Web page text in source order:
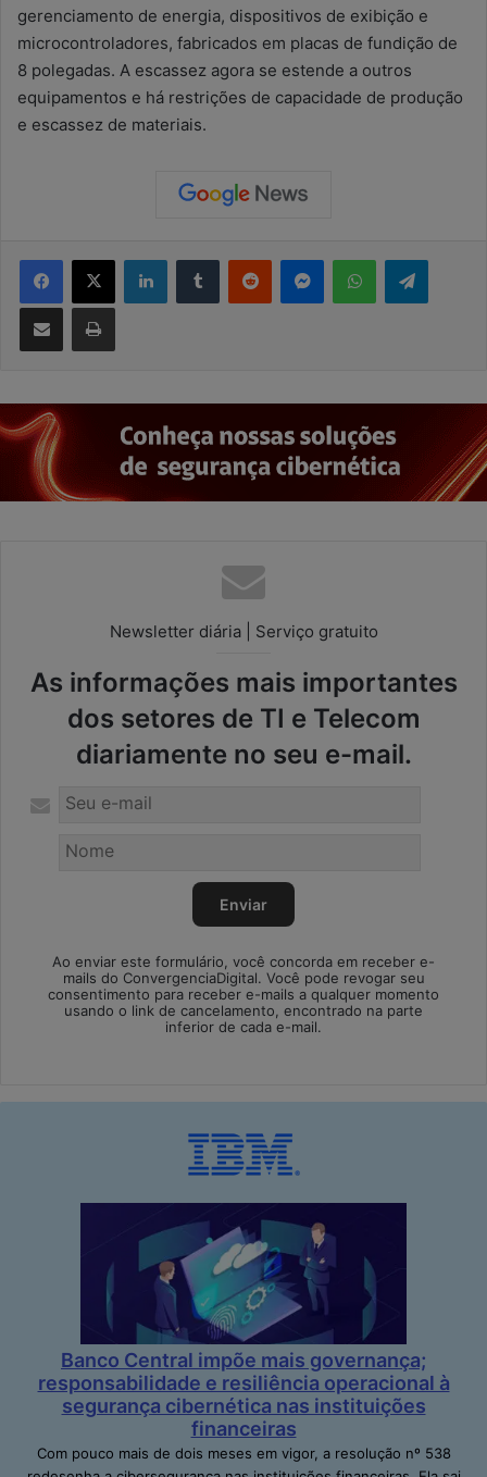
gerenciamento de energia, dispositivos de exibição e
microcontroladores, fabricados em placas de fundição de
8 polegadas. A escassez agora se estende a outros
equipamentos e há restrições de capacidade de produção
e escassez de materiais.
Newsletter diária | Serviço gratuito
As informações mais importantes
dos setores de TI e Telecom
diariamente no seu e-mail.
Ao enviar este formulário, você concorda em receber e-
mails do ConvergenciaDigital. Você pode revogar seu
consentimento para receber e-mails a qualquer momento
usando o link de cancelamento, encontrado na parte
inferior de cada e-mail.
Banco Central impõe mais governança;
responsabilidade e resiliência operacional à
segurança cibernética nas instituições
financeiras
Com pouco mais de dois meses em vigor, a resolução nº 538